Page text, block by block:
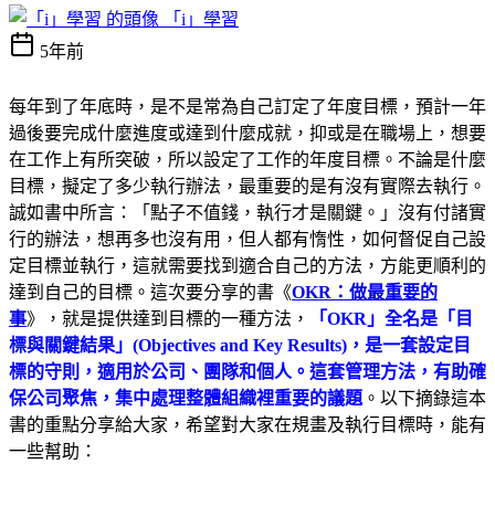
「i」學習
5年前
每年到了年底時，是不是常為自己訂定了年度目標，預計一年
過後要完成什麼進度或達到什麼成就，抑或是在職場上，想要
在工作上有所突破，所以設定了工作的年度目標。不論是什麼
目標，擬定了多少執行辦法，最重要的是有沒有實際去執行。
誠如書中所言：「點子不值錢，執行才是關鍵。」沒有付諸實
行的辦法，想再多也沒有用，但人都有惰性，如何督促自己設
定目標並執行，這就需要找到適合自己的方法，方能更順利的
達到自己的目標。這次要分享的書《OKR：做最重要的
事》，就是提供達到目標的一種方法，
「OKR」全名是「目
標與關鍵結果」(Objectives and Key Results)，是一套設定目
標的守則，適用於公司、團隊和個人。這套管理方法，有助確
保公司聚焦，集中處理整體組織裡重要的議題 。以下摘錄這本
書的重點分享給大家，希望對大家在規畫及執行目標時，能有
一些幫助：